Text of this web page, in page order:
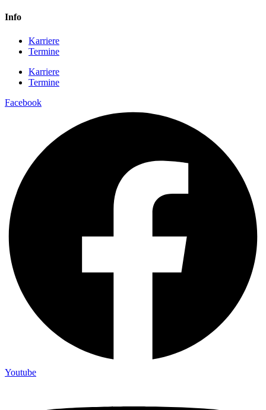
Info
Karriere
Termine
Karriere
Termine
Facebook
Youtube